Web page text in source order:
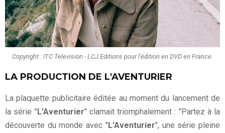
Copyright : ITC Television - LCJ Editions pour l'édition en DVD en France.
LA PRODUCTION DE L'AVENTURIER
La plaquette publicitaire éditée au moment du lancement de
la série "L'Aventurier" clamait triomphalement : "Partez à la
découverte du monde avec "L'Aventurier", une série pleine